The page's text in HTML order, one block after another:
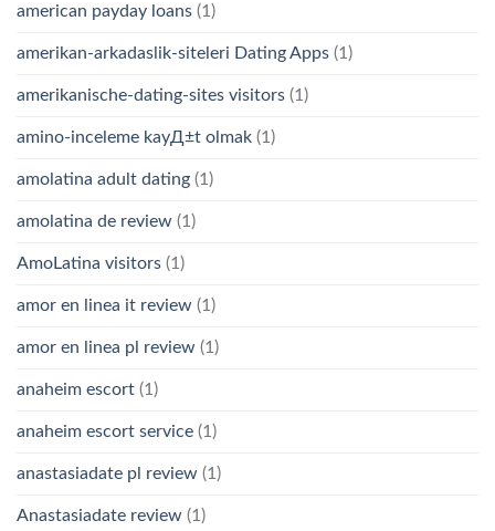
american payday loans (1)
amerikan-arkadaslik-siteleri Dating Apps (1)
amerikanische-dating-sites visitors (1)
amino-inceleme kayД±t olmak (1)
amolatina adult dating (1)
amolatina de review (1)
AmoLatina visitors (1)
amor en linea it review (1)
amor en linea pl review (1)
anaheim escort (1)
anaheim escort service (1)
anastasiadate pl review (1)
Anastasiadate review (1)